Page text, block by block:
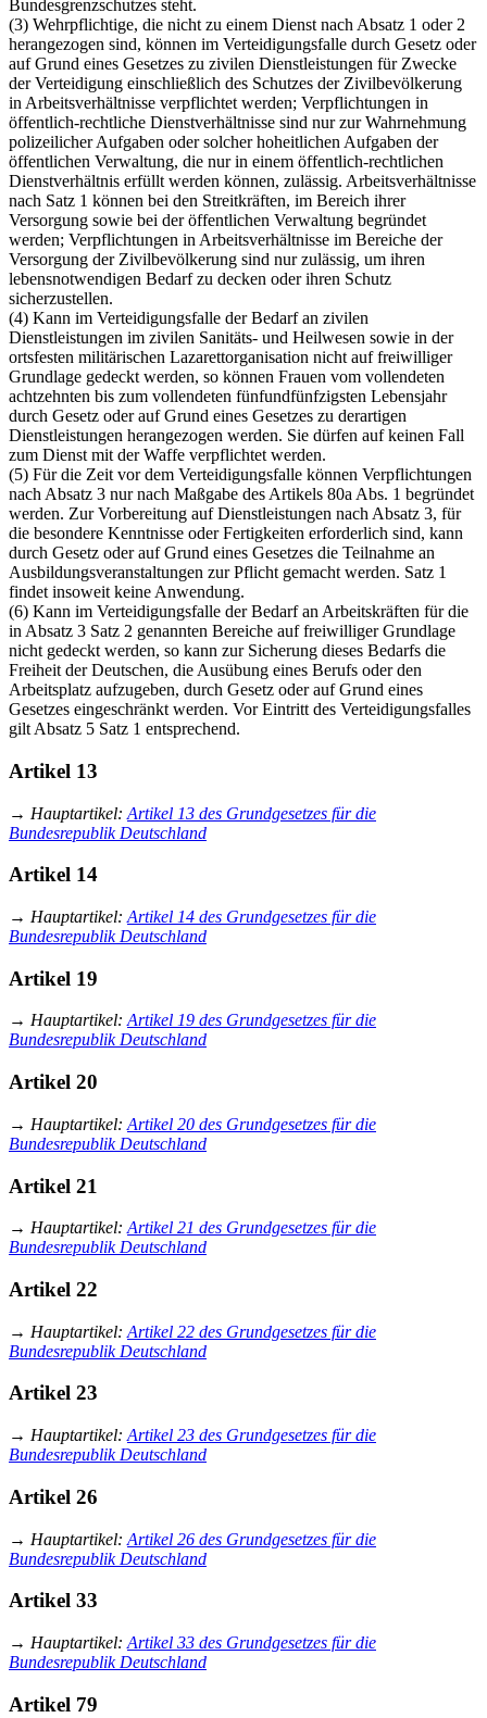
Bundesgrenzschutzes steht.
(3) Wehrpflichtige, die nicht zu einem Dienst nach Absatz 1 oder 2
herangezogen sind, können im Verteidigungsfalle durch Gesetz oder
auf Grund eines Gesetzes zu zivilen Dienstleistungen für Zwecke
der Verteidigung einschließlich des Schutzes der Zivilbevölkerung
in Arbeitsverhältnisse verpflichtet werden; Verpflichtungen in
öffentlich-rechtliche Dienstverhältnisse sind nur zur Wahrnehmung
polizeilicher Aufgaben oder solcher hoheitlichen Aufgaben der
öffentlichen Verwaltung, die nur in einem öffentlich-rechtlichen
Dienstverhältnis erfüllt werden können, zulässig. Arbeitsverhältnisse
nach Satz 1 können bei den Streitkräften, im Bereich ihrer
Versorgung sowie bei der öffentlichen Verwaltung begründet
werden; Verpflichtungen in Arbeitsverhältnisse im Bereiche der
Versorgung der Zivilbevölkerung sind nur zulässig, um ihren
lebensnotwendigen Bedarf zu decken oder ihren Schutz
sicherzustellen.
(4) Kann im Verteidigungsfalle der Bedarf an zivilen
Dienstleistungen im zivilen Sanitäts- und Heilwesen sowie in der
ortsfesten militärischen Lazarett­organisation nicht auf freiwilliger
Grundlage gedeckt werden, so können Frauen vom vollendeten
achtzehnten bis zum vollendeten fünfundfünfzigsten Lebensjahr
durch Gesetz oder auf Grund eines Gesetzes zu derartigen
Dienstleistungen herangezogen werden. Sie dürfen auf keinen Fall
zum Dienst mit der Waffe verpflichtet werden.
(5) Für die Zeit vor dem Verteidigungsfalle können Verpflichtungen
nach Absatz 3 nur nach Maßgabe des Artikels 80a Abs. 1 begründet
werden. Zur Vorbereitung auf Dienstleistungen nach Absatz 3, für
die besondere Kenntnisse oder Fertigkeiten erforderlich sind, kann
durch Gesetz oder auf Grund eines Gesetzes die Teilnahme an
Ausbildungs­veranstaltungen zur Pflicht gemacht werden. Satz 1
findet insoweit keine Anwendung.
(6) Kann im Verteidigungsfalle der Bedarf an Arbeitskräften für die
in Absatz 3 Satz 2 genannten Bereiche auf freiwilliger Grundlage
nicht gedeckt werden, so kann zur Sicherung dieses Bedarfs die
Freiheit der Deutschen, die Ausübung eines Berufs oder den
Arbeitsplatz aufzugeben, durch Gesetz oder auf Grund eines
Gesetzes eingeschränkt werden. Vor Eintritt des Verteidigungsfalles
gilt Absatz 5 Satz 1 entsprechend.
Artikel 13
→ Hauptartikel: Artikel 13 des Grundgesetzes für die
Bundesrepublik Deutschland
Artikel 14
→ Hauptartikel: Artikel 14 des Grundgesetzes für die
Bundesrepublik Deutschland
Artikel 19
→ Hauptartikel: Artikel 19 des Grundgesetzes für die
Bundesrepublik Deutschland
Artikel 20
→ Hauptartikel: Artikel 20 des Grundgesetzes für die
Bundesrepublik Deutschland
Artikel 21
→ Hauptartikel: Artikel 21 des Grundgesetzes für die
Bundesrepublik Deutschland
Artikel 22
→ Hauptartikel: Artikel 22 des Grundgesetzes für die
Bundesrepublik Deutschland
Artikel 23
→ Hauptartikel: Artikel 23 des Grundgesetzes für die
Bundesrepublik Deutschland
Artikel 26
→ Hauptartikel: Artikel 26 des Grundgesetzes für die
Bundesrepublik Deutschland
Artikel 33
→ Hauptartikel: Artikel 33 des Grundgesetzes für die
Bundesrepublik Deutschland
Artikel 79